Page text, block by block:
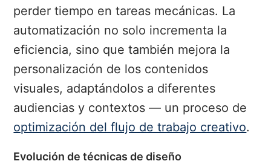
perder tiempo en tareas mecánicas. La
automatización no solo incrementa la
eficiencia, sino que también mejora la
personalización de los contenidos
visuales, adaptándolos a diferentes
audiencias y contextos — un proceso de
optimización del flujo de trabajo creativo.
Evolución de técnicas de diseño